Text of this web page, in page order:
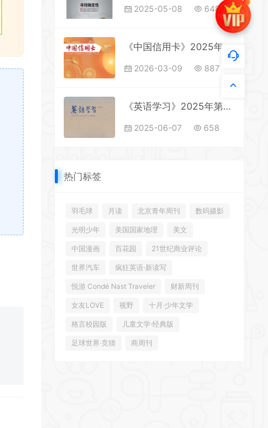
2025-05-08 648
2026-03-09 887
《英语学习》2025年第5期全彩精校PDF杂志下载
2025-06-07 658
热门标签
羽毛球 月读 北京青年周刊 数码摄影
光明少年 美国国家地理 美文
中国漫画 百花园 21世纪商业评论
世界汽车 疯狂英语·新读写
悦游 Condé Nast Traveler 财新周刊
女友LOVE 视野 十月·少年文学
格言校园版 儿童文学·经典版
足球世界·竞猜 商周刊